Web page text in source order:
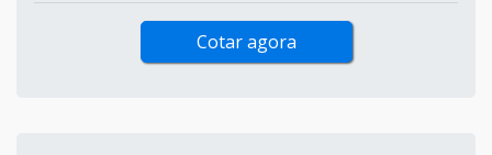
Cotar agora